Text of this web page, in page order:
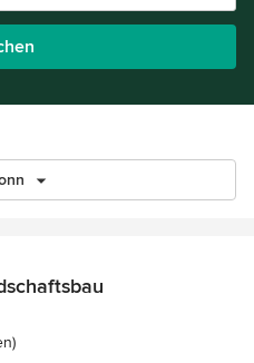
von 5 Sternen